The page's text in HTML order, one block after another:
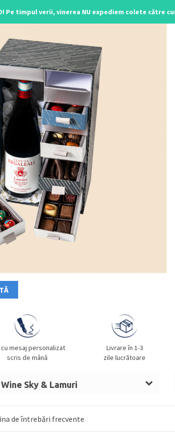
Pe timpul verii, vinerea NU expediem colete către
cu mesaj personalizat
scris de mână
Livrare în 1-3
zile lucrătoare
Sky & Lamuri
ALUNE DE PĂDURE,
de întrebări frecvente